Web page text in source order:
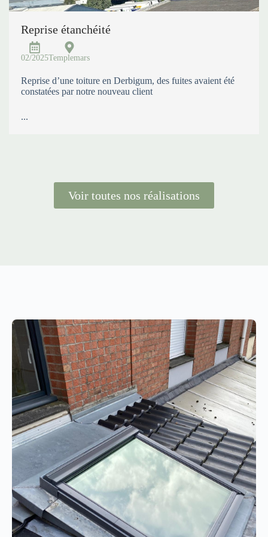
Reprise étanchéité
02/2025Templemars
Reprise d’une toiture en Derbigum, des fuites avaient été
constatées par notre nouveau client
...
Voir toutes nos réalisations